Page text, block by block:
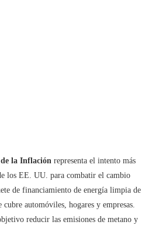
la Inflación representa el intento más
los EE. UU. para combatir el cambio
de financiamiento de energía limpia de
automóviles, hogares y empresas.
reducir las emisiones de metano y